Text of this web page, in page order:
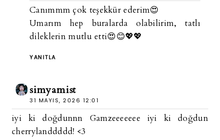
Canımmm çok teşekkür ederim😍
Umarım hep buralarda olabilirim, tatlı
dileklerin mutlu etti😍😊💖💖
YANITLA
simyamist
31 MAYIS, 2026 12:01
iyi ki doğdunnn Gamzeeeeeee iyi ki doğdun
cherrylanddddd! <3